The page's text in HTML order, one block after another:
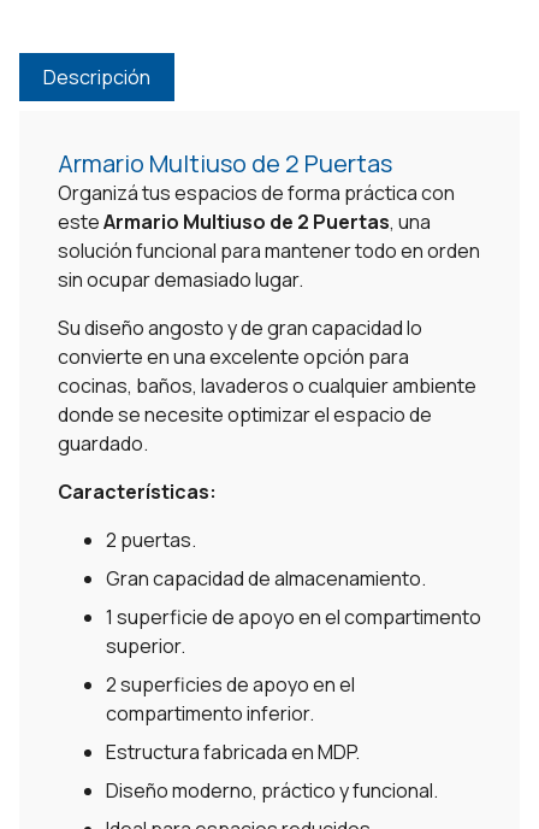
Descripción
Armario Multiuso de 2 Puertas
Organizá tus espacios de forma práctica con
esteArmario Multiuso de 2 Puertas, una
solución funcional para mantener todo en orden
sin ocupar demasiado lugar.
Su diseño angosto y de gran capacidad lo
convierte en una excelente opción para
cocinas, baños, lavaderos o cualquier ambiente
donde se necesite optimizar el espacio de
guardado.
Características:
2 puertas.
Gran capacidad de almacenamiento.
1 superficie de apoyo en el compartimento
superior.
2 superficies de apoyo en el
compartimento inferior.
Estructura fabricada en MDP.
Diseño moderno, práctico y funcional.